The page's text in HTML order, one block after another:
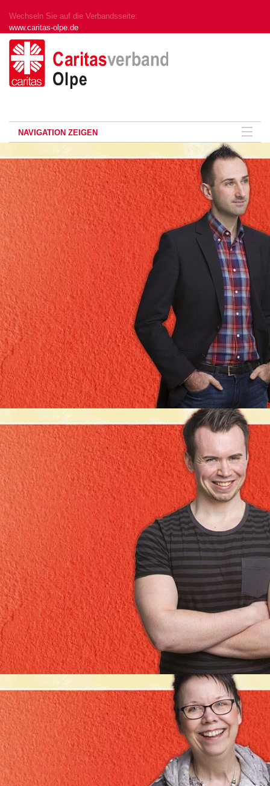
Wechseln Sie auf die Verbandsseite:
www.caritas-olpe.de
NAVIGATION ZEIGEN